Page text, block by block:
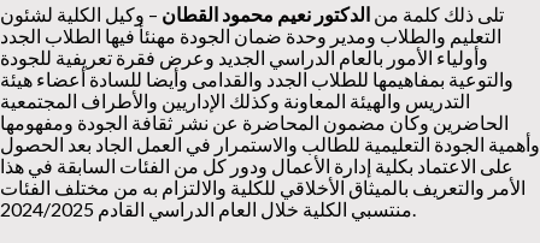
تلى ذلك كلمة من الدكتور نعيم محمود القطان – وكيل الكلية لشئون
التعليم والطلاب ومدير وحدة ضمان الجودة مهنئأ فيها الطلاب الجدد
وأولياء الأمور بالعام الدراسي الجديد وعرض فقرة تعريفية للجودة
والتوعية بمفاهيمها للطلاب الجدد والقدامى وأيضا للسادة أعضاء هيئة
التدريس والهيئة المعاونة وكذلك الإداريين والأطراف المجتمعية
الحاضرين وكان مضمون المحاضرة عن نشر ثقافة الجودة ومفهومها
وأهمية الجودة التعليمية للطالب والاستمرار في العمل الجاد بعد الحصول
على الاعتماد بكلية إدارة الأعمال ودور كل من الفئات السابقة في هذا
الأمر والتعريف بالميثاق الأخلاقي للكلية والالتزام به من مختلف الفئات